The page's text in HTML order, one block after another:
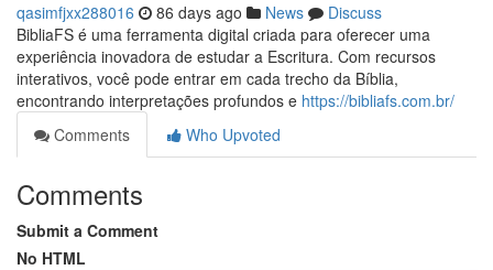
qasimfjxx288016 86 days ago News
Discuss
BibliaFS é uma ferramenta digital criada para oferecer uma
experiência inovadora de estudar a Escritura. Com recursos
interativos, você pode entrar em cada trecho da Bíblia,
encontrando interpretações profundos e https://bibliafs.com.br/
Comments
Who Upvoted
Comments
Submit a Comment
No HTML